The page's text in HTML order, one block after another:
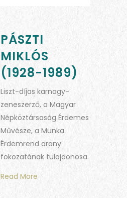
PÁSZTI
MIKLÓS
(1928-1989)
Liszt-díjas karnagy-
zeneszerző, a Magyar
Népköztársaság Érdemes
Művésze, a Munka
Érdemrend arany
fokozatának tulajdonosa.
Read More